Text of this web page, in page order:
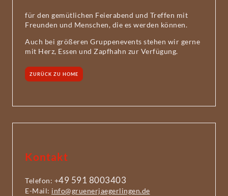
für den gemütlichen Feierabend und Treffen mit
Freunden und Menschen, die es werden können.
Auch bei größeren Gruppenevents stehen wir gerne
mit Herz, Essen und Zapfhahn zur Verfügung.
ZURÜCK ZU HOME
Kontakt
Telefon: +49 591 8003403
E-Mail: info@gruenerjaegerlingen.de